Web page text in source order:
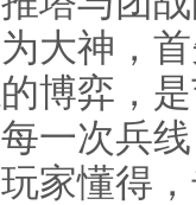
大神，
博弈，
一次兵
家懂得